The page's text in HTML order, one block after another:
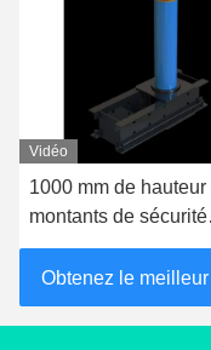
Vidéo
1000 mm de hauteur
montants de sécurité
amovibles des
de circulation
350 mm de
Obtenez le